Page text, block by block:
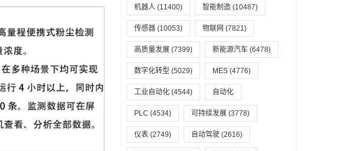
机器人 (11400) 智能制造 (10487)
传感器 (10053) 物联网 (7821)
高质量发展 (7399) 新能源汽车 (6478)
数字化转型 (5029) MES (4776)
工业自动化 (4544) 自动化
PLC (4534) 可持续发展 (3778)
仪表 (2749) 自动驾驶 (2616)